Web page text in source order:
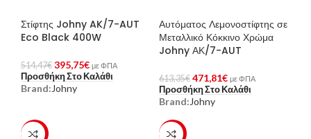
Στίφτης Johny AK/7-AUT
Eco Black 400W
514,47€ 395,75€ με ΦΠΑ
Προσθήκη Στο Καλάθι
Brand: Johny
Αυτόματος Λεμονοστίφτης σε
Μεταλλικό Κόκκινο Χρώμα
Johny ΑΚ/7-AUT
613,35€ 471,81€ με ΦΠΑ
Προσθήκη Στο Καλάθι
Brand: Johny
-23% -23%